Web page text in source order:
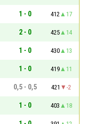
1 - 0 412
17
2 - 0 425
14
1 - 0 430
13
1 - 0 419
11
0,5 - 0,5 421
-2
1 - 0 403
18